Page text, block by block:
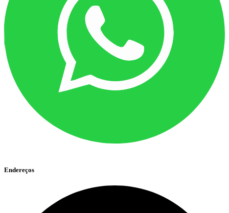
Endereços